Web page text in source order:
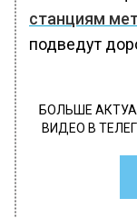
станциям
подведут
БОЛЬШЕ
ВИДЕО В